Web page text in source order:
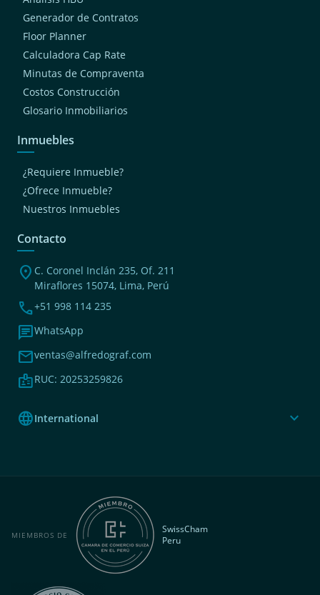
Generador de Contratos
Floor Planner
Calculadora Cap Rate
Minutas de Compraventa
Costos Construcción
Glosario Inmobiliarios
Inmuebles
¿Requiere Inmueble?
¿Ofrece Inmueble?
Nuestros Inmuebles
Contacto
location_on C. Coronel Inclán 235, Of. 211
Miraflores 15074, Lima, Perú
phone+51 998 114 235
chatWhatsApp
mailventas@alfredograf.com
badgeRUC: 20253259826
languageInternational expand_more
MIEMBROS DE
SwissCham
Peru